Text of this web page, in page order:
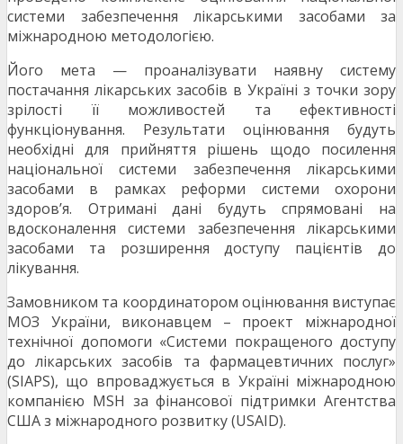
системи забезпечення лікарськими засобами за
міжнародною методологією.
Його мета — проаналізувати наявну систему
постачання лікарських засобів в Україні з точки зору
зрілості її можливостей та ефективності
функціонування. Результати оцінювання будуть
необхідні для прийняття рішень щодо посилення
національної системи забезпечення лікарськими
засобами в рамках реформи системи охорони
здоров’я. Отримані дані будуть спрямовані на
вдосконалення системи забезпечення лікарськими
засобами та розширення доступу пацієнтів до
лікування.
Замовником та координатором оцінювання виступає
МОЗ України, виконавцем – проект міжнародної
технічної допомоги «Системи покращеного доступу
до лікарських засобів та фармацевтичних послуг»
(SIAPS), що впроваджується в Україні міжнародною
компанією MSH за фінансової підтримки Агентства
США з міжнародного розвитку (USAID).